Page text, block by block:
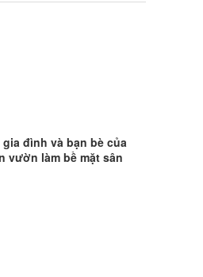
đình và bạn bè của
vườn làm bề mặt sân